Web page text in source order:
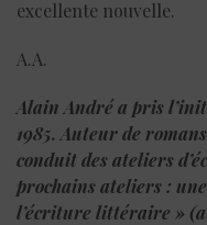
excellente nouvelle.
A.A.
Alain André a pris
1985. Auteur de
conduit des ateliers
prochains ateliers :
l’écriture littéraire »